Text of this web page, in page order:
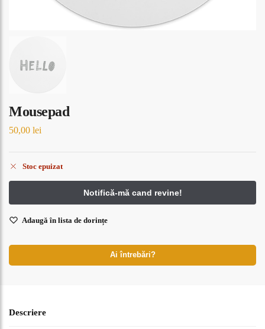
Mousepad
50,00 lei
Stoc epuizat
Adaugă în lista de dorințe
Ai întrebări?
Descriere